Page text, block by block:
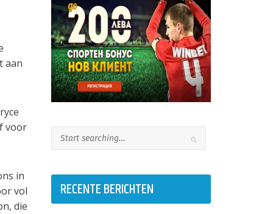
aan
voor
in
vol
die
RECENTE BERICHTEN